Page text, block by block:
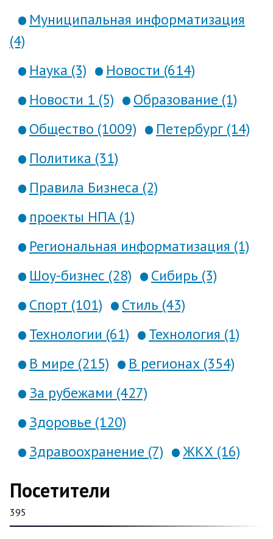
Муниципальная информатизация
(4)
Наука (3)
Новости (614)
Новости 1 (5)
Образование (1)
Общество (1009)
Петербург (14)
Политика (31)
Правила Бизнеса (2)
проекты НПА (1)
Региональная информатизация (1)
Шоу-бизнес (28)
Сибирь (3)
Спорт (101)
Стиль (43)
Технологии (61)
Технология (1)
В мире (215)
В регионах (354)
За рубежами (427)
Здоровье (120)
Здравоохранение (7)
ЖКХ (16)
Посетители
395